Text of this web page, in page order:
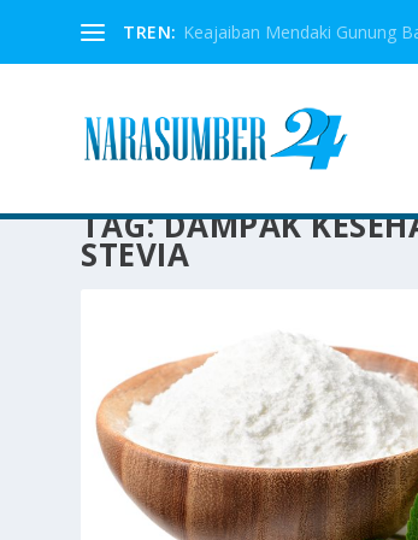
TREN: Keajaiban Mendaki Gunung
TAG:DAMPAK
STEVIA